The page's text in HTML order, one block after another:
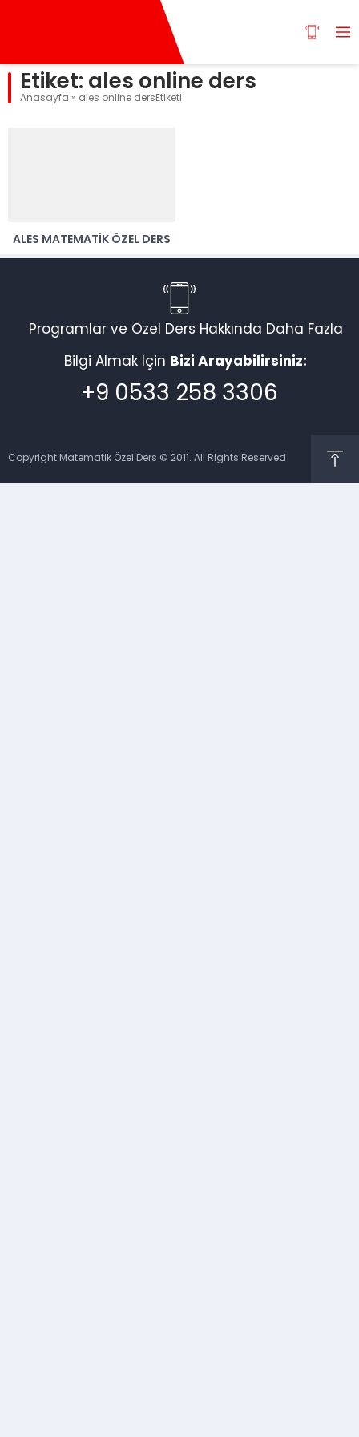
Etiket: ales online ders
Anasayfa » ales online dersEtiketi
ALES MATEMATIK ÖZEL DERS
Programlar ve Özel Ders Hakkında Daha Fazla
Bilgi Almak İçin Bizi Arayabilirsiniz:
+9 0533 258 3306
Copyright Matematik Özel Ders © 2011. All Rights Reserved